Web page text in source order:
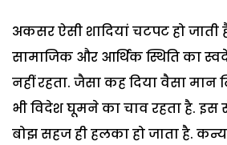
अकसर ऐसी शादियां चटपट हो
सामाजिक और आर्थिक स्थिति का
नहीं रहता. जैसा कह दिया वैसा मान
भी विदेश घूमने का चाव रहता है.
बोझ सहज ही हलका हो जाता है.